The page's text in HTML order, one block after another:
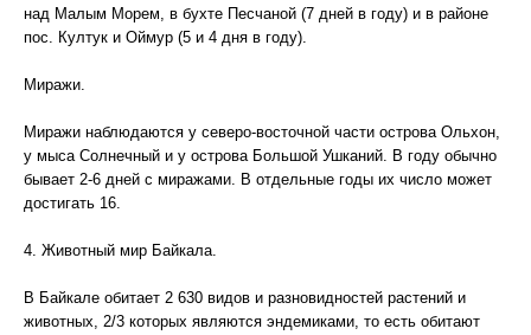
над Малым Морем, в бухте Песчаной (7 дней в году) и в районе
пос. Култук и Оймур (5 и 4 дня в году).
Миражи.
Миражи наблюдаются у северо-восточной части острова Ольхон,
у мыса Солнечный и у острова Большой Ушканий. В году обычно
бывает 2-6 дней с миражами. В отдельные годы их число может
достигать 16.
4. Животный мир Байкала.
В Байкале обитает 2 630 видов и разновидностей растений и
животных, 2/3 которых являются эндемиками, то есть обитают